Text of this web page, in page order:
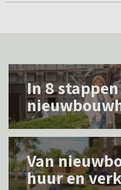
L
s
m
e
In 8
L
e
Van
huur en